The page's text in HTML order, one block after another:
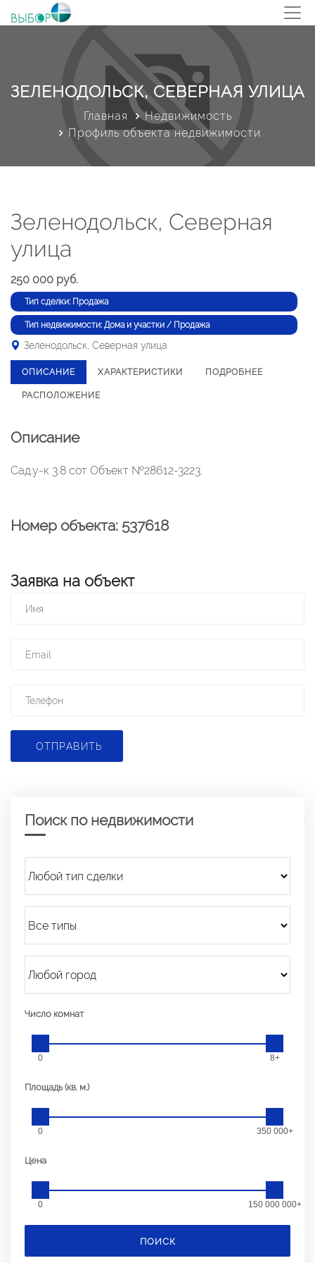
ЗЕЛЕНОДОЛЬСК, СЕВЕРНАЯ УЛИЦА
Главная
Недвижимость
Профиль объекта недвижимости
Зеленодольск, Северная
улица
250 000 руб.
Тип сделки: Продажа
Тип недвижимости: Дома и участки / Продажа
Зеленодольск, Северная улица
ОПИСАНИЕ ХАРАКТЕРИСТИКИ ПОДРОБНЕЕ
РАСПОЛОЖЕНИЕ
Описание
Сад.у-к 3.8 сот Объект №28612-3223.
Номер объекта: 537618
Заявка на объект
ОТПРАВИТЬ
Поиск по недвижимости
Число комнат
0 8+
Площадь (кв. м.)
0 350 000+
Цена
0 150 000 000+
ПОИСК